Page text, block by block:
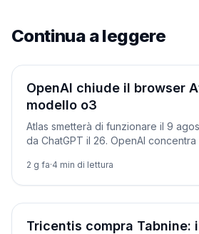
Continua a leggere
Prodotti
OpenAI chiude il browser
modello o3
Atlas smetterà di funzionare il 9
da ChatGPT il 26. OpenAI
2 g fa·4 min di lettura
Prodotti
Tricentis compra Tabnine: